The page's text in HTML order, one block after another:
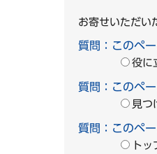
お寄せいただい
質問：このペ
役に
質問：このペ
見つ
質問：このペ
ト